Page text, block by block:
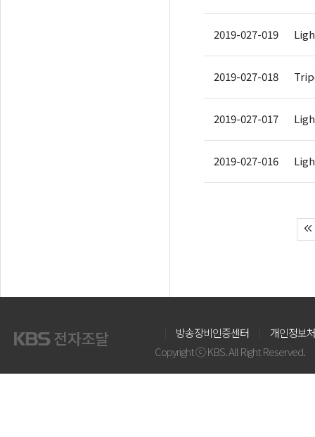
2019-027-019
2019-027-018
2019-027-017
2019-027-016
방송장비인증센터
개인정보
Copyright ⓒ KBS. All Right Reserved.